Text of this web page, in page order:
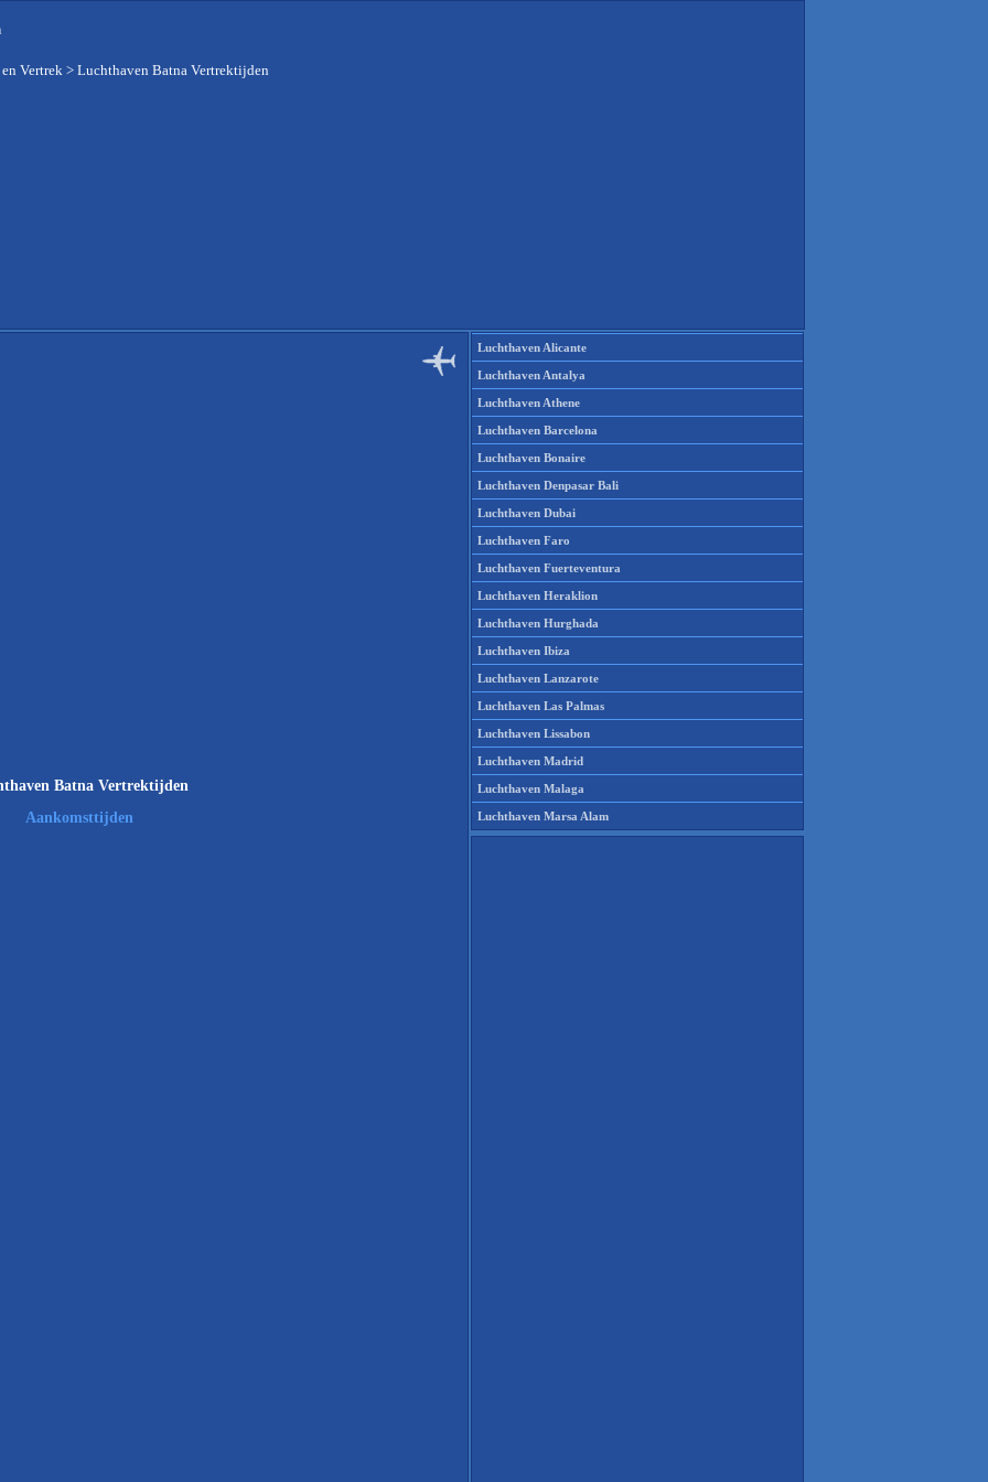
Vertrek > Luchthaven Batna Vertrektijden
Batna Vertrektijden
Aankomsttijden
Luchthaven Alicante
Luchthaven Antalya
Luchthaven Athene
Luchthaven Barcelona
Luchthaven Bonaire
Luchthaven Denpasar Bali
Luchthaven Dubai
Luchthaven Faro
Luchthaven Fuerteventura
Luchthaven Heraklion
Luchthaven Hurghada
Luchthaven Ibiza
Luchthaven Lanzarote
Luchthaven Las Palmas
Luchthaven Lissabon
Luchthaven Madrid
Luchthaven Malaga
Luchthaven Marsa Alam